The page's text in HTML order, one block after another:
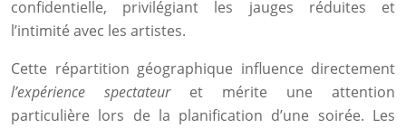
confidentielle, privilégiant les jauges réduites et
l’intimité avec les artistes.
Cette répartition géographique influence directement
l’expérience spectateuret mérite une attention
particulière lors de la planification d’une soirée. Les